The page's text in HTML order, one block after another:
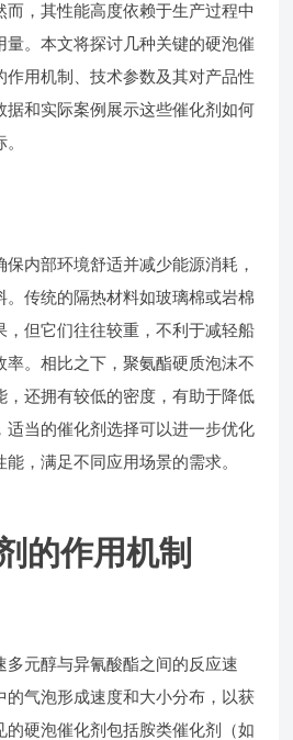
而，其性能高度依赖于生产过程中
量。本文将探讨几种关键的硬泡催
作用机制、技术参数及其对产品性
据和实际案例展示这些催化剂如何
内部环境舒适并减少能源消耗，
。传统的隔热材料如玻璃棉或岩棉
，但它们往往较重，不利于减轻船
率。相比之下，聚氨酯硬质泡沫不
，还拥有较低的密度，有助于降低
适当的催化剂选择可以进一步优化
，满足不同应用场景的需求。
的作用机制
多元醇与异氰酸酯之间的反应速
的气泡形成速度和大小分布，以获
的硬泡催化剂包括胺类催化剂（如